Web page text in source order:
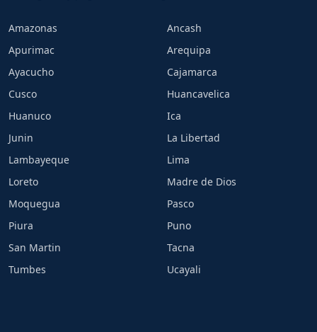
Amazonas
Ancash
Apurimac
Arequipa
Ayacucho
Cajamarca
Cusco
Huancavelica
Huanuco
Ica
Junin
La Libertad
Lambayeque
Lima
Loreto
Madre de Dios
Moquegua
Pasco
Piura
Puno
San Martin
Tacna
Tumbes
Ucayali